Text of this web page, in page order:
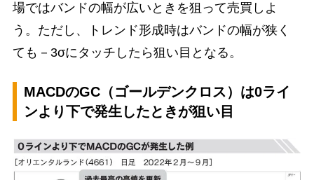
場ではバンドの幅が広いときを狙って売買しよ
う。ただし、トレンド形成時はバンドの幅が狭く
ても－3σにタッチしたら狙い目となる。
MACDのGC（ゴールデンクロス）は0ライ
ンより下で発生したときが狙い目